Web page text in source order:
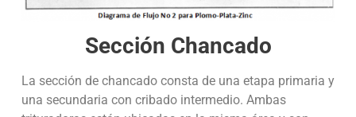
Sección Chancado
La sección de chancado consta de una etapa primaria y
una secundaria con cribado intermedio. Ambas